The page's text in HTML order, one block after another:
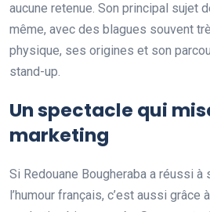
aucune retenue. Son principal sujet
même, avec des blagues souvent
physique, ses origines et son
stand-up.
Un spectacle qui
marketing
Si Redouane Bougheraba a réussi à
l’humour français, c’est aussi grâce